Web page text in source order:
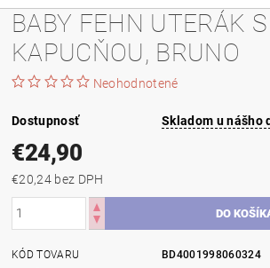
BABY FEHN UTERÁK S
KAPUCŇOU, BRUNO
Neohodnotené
Dostupnosť Skladom u nášho
€24,90
€20,24 bez DPH
KÓD TOVARU
BD4001998060324